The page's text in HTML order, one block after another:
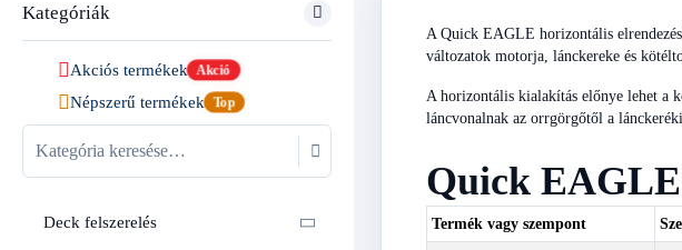
Kategóriák
Akciós termékek Akció
Népszerű termékek Top
Deck felszerelés
A Quick EAGLE horizontális
változatok motorja, lánckereke és
A horizontális kialakítás előnye lehet a
láncvonalnak az orrgörgőtől a
Quick
Termék vagy szempont